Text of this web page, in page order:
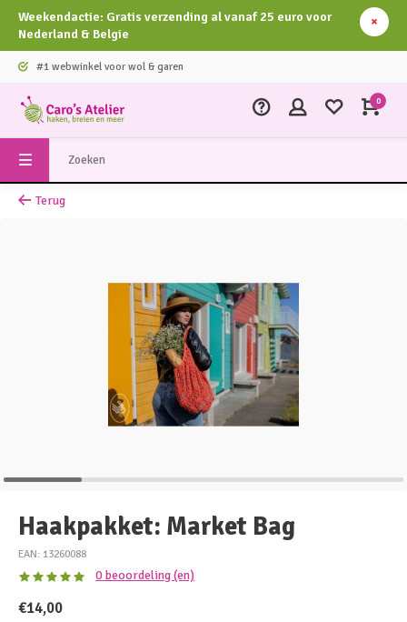
Weekendactie: Gratis verzending al vanaf 25 euro voor
Nederland & Belgie
#1 webwinkel voor wol & garen
0
Terug
Haakpakket: Market Bag
EAN: 13260088
0 beoordeling (en)
€14,00